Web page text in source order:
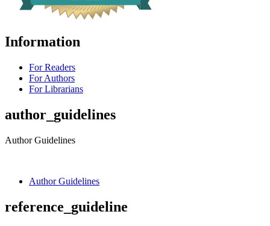
Information
For Readers
For Authors
For Librarians
author_guidelines
Author Guidelines
Author Guidelines
reference_guideline